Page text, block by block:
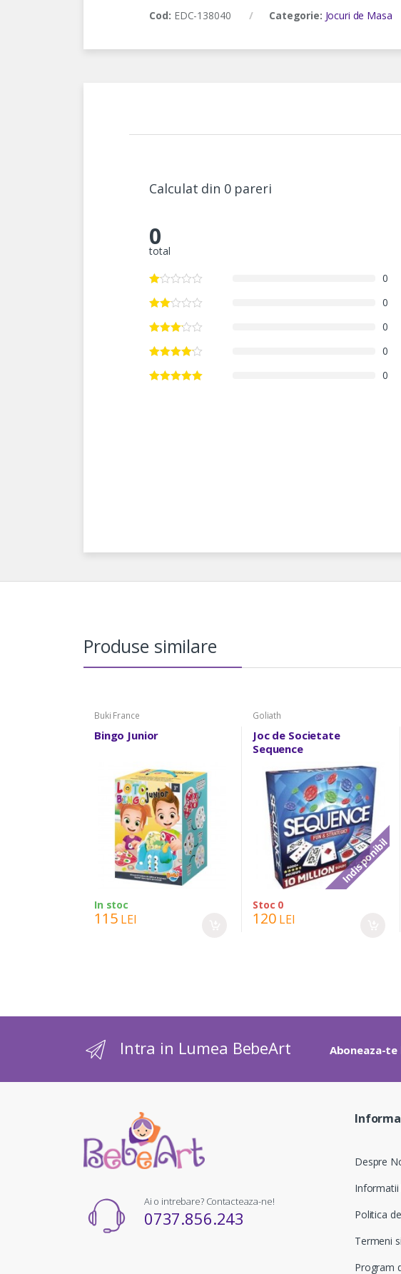
Cod: EDC-138040 Categorie: Jocuri de Masa
Calculat din 0 pareri
0
total
0
0
0
0
0
Produse similare
Buki France
Bingo Junior
In stoc
115 LEI
Goliath
Joc de Societate
Sequence
Indisponibil
Stoc 0
120 LEI
Intra in Lumea BebeArt Aboneaza-
Ai o intrebare? Contacteaza-ne!
0737.856.243
Despre
Informatii
Politica
Termeni
Program